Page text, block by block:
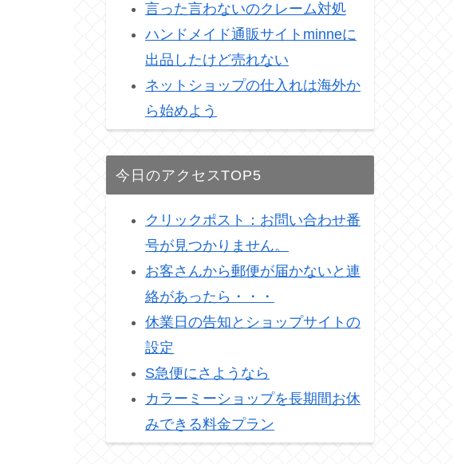
言った言わないのクレーム対処
ハンドメイド通販サイトminneに
出品したけど売れない
ネットショップの仕入れは海外か
ら始めよう
今日のアクセスTOP5
クリックポスト：お問い合わせ番
号が見つかりません。
お客さんから郵便が届かないと連
絡があったら・・・
休業日の告知とショップサイトの
設定
S急便にさようなら
カラーミーショップを長期間お休
みできる料金プラン